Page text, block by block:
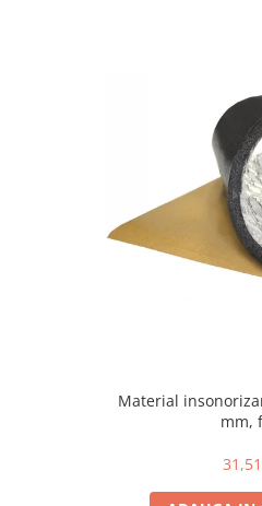
Material
mm,